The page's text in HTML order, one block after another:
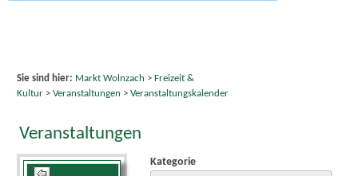
Sie sind hier: Markt Wolnzach > Freizeit &
Kultur> Veranstaltungen > Veranstaltungskalender
Veranstaltungen
Kategorie